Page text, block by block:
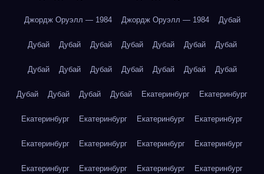
Джордж Оруэлл — 1984 Джордж Оруэлл — 1984 Дубай
Дубай Дубай Дубай Дубай Дубай Дубай Дубай
Дубай Дубай Дубай Дубай Дубай Дубай Дубай
Дубай Дубай Дубай Дубай Екатеринбург Екатеринбург
Екатеринбург Екатеринбург Екатеринбург Екатеринбург
Екатеринбург Екатеринбург Екатеринбург Екатеринбург
Екатеринбург Екатеринбург Екатеринбург Екатеринбург